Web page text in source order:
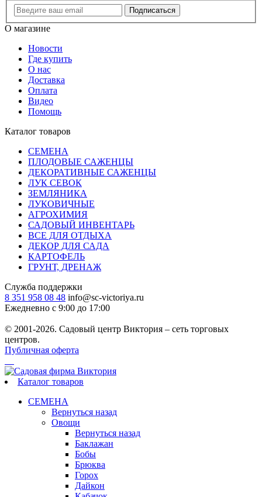
Подписаться
О магазине
Новости
Где купить
О нас
Доставка
Оплата
Видео
Помощь
Каталог товаров
СЕМЕНА
ПЛОДОВЫЕ САЖЕНЦЫ
ДЕКОРАТИВНЫЕ САЖЕНЦЫ
ЛУК СЕВОК
ЗЕМЛЯНИКА
ЛУКОВИЧНЫЕ
АГРОХИМИЯ
САДОВЫЙ ИНВЕНТАРЬ
ВСЕ ДЛЯ ОТДЫХА
ДЕКОР ДЛЯ САДА
КАРТОФЕЛЬ
ГРУНТ, ДРЕНАЖ
Служба поддержки
8 351 958 08 48 info@sc-victoriya.ru
Ежедневно с 9:00 до 17:00
© 2001-2026. Садовый центр Виктория – сеть торговых
центров.
Публичная оферта
Каталог товаров
СЕМЕНА
Вернуться назад
Овощи
Вернуться назад
Баклажан
Бобы
Брюква
Горох
Дайкон